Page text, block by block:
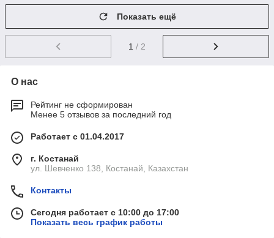
Показать ещё
1 / 2
О нас
Рейтинг не сформирован
Менее 5 отзывов за последний год
Работает с 01.04.2017
г. Костанай
ул. Шевченко 138, Костанай, Казахстан
Контакты
Сегодня работает с 10:00 до 17:00
Показать весь график работы